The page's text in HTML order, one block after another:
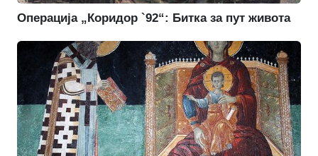
Операција „Коридор `92“: Битка за пут живота